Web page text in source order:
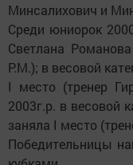
Минсалихович и
Среди юниорок
Светлана
Р.М.); в весовой
I место (тренер
2003г.р. в весовой
заняла I место
Победительницы